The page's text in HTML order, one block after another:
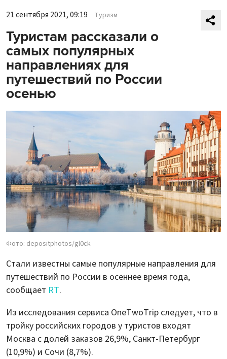
21 сентября 2021, 09:19 Туризм
Туристам рассказали о
самых популярных
направлениях для
путешествий по России
осенью
Фото: depositphotos/gl0ck
Стали известны самые популярные направления для
путешествий по России в осеннее время года,
сообщает RT.
Из исследования сервиса OneTwoTrip следует, что в
тройку российских городов у туристов входят
Москва с долей заказов 26,9%, Санкт-Петербург
(10,9%) и Сочи (8,7%).